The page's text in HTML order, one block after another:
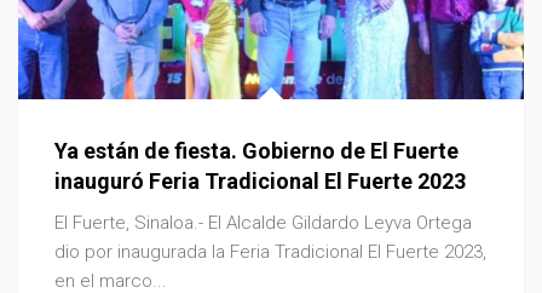
Ya están de fiesta. Gobierno de El Fuerte
inauguró Feria Tradicional El Fuerte 2023
El Fuerte, Sinaloa.- El Alcalde Gildardo Leyva Ortega
dio por inaugurada la Feria Tradicional El Fuerte 2023,
en el marco...